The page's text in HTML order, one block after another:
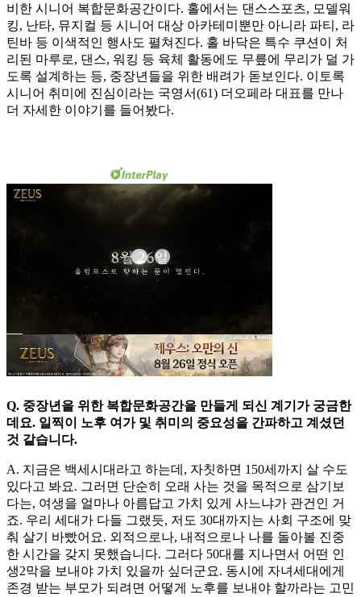
비한 시니어 복합문화공간이다. 홀에서는 댄스스포츠, 모델워
킹, 난타, 뮤지컬 등 시니어 대상 아카테미뿐만 아니라 파티, 라
틴바 등 이색적인 행사도 펼쳐진다. 홀 바닥은 특수 쿠션이 처
리된 마루로, 댄스, 워킹 등 육체 활동에도 무릎에 무리가 덜 가
도록 설계하는 등, 중장년들을 위한 배려가 돋보인다. 이토록
시니어 취미에 진심이라는 국영서(61) 더오페라 대표를 만나
더 자세한 이야기를 들어봤다.
Q. 중장년을 위한 복합문화공간을 만들게 되신 계기가 궁금한
데요. 일찍이 노후 여가 및 취미의 중요성을 간파하고 계셨던
것 같습니다.
A. 지금은 백세시대라고 하는데, 자칫하면 150세까지 살 수도
있다고 봐요. 그러면 단순히 오래 사는 것을 목적으로 삼기보
다는, 여생을 얼마나 아름답고 가치 있게 사느냐가 관건인 거
죠. 우리 세대가 다들 그랬듯, 저도 30대까지는 사회 구조에 맞
춰 살기 바빴어요. 외적으로나, 내적으로나 나를 돌아볼 진중
한 시간을 갖지 못했습니다. 그러다 50대를 지나면서 어떤 인
생2막을 보내야 가치 있을까 싶더군요. 동시에 자녀세대에게
존경 받는 부모가 되려면 어떻게 노후를 보내야 할까라는 고민